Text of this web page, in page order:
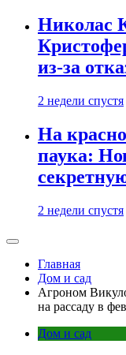
Николас
из-за
2 недели спустя
На
паука:
2 недели спустя
Главная
Дом и сад
Агроном
на рассаду в
Дом и сад